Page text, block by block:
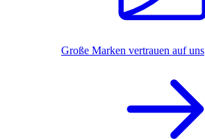
Große Marken vertrauen auf uns